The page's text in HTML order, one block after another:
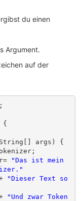
du einen
Argument.
auf der
{
args) {
"Das ist mein
+
"Dieser Text so
+
"Und zwar Token